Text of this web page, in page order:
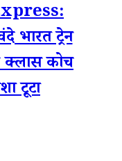
भारत ट्रेन
क्लास कोच
टूटा